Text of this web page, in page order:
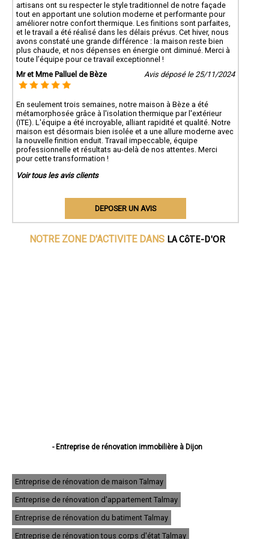
artisans ont su respecter le style traditionnel de notre façade
tout en apportant une solution moderne et performante pour
améliorer notre confort thermique. Les finitions sont parfaites,
et le travail a été réalisé dans les délais prévus. Cet hiver, nous
avons constaté une grande différence : la maison reste bien
plus chaude, et nos dépenses en énergie ont diminué. Merci à
toute l’équipe pour ce travail exceptionnel !
Mr et Mme Palluel de Bèze
Avis déposé le 25/11/2024
En seulement trois semaines, notre maison à Bèze a été
métamorphosée grâce à l'isolation thermique par l'extérieur
(ITE). L'équipe a été incroyable, alliant rapidité et qualité. Notre
maison est désormais bien isolée et a une allure moderne avec
la nouvelle finition enduit. Travail impeccable, équipe
professionnelle et résultats au-delà de nos attentes. Merci
pour cette transformation !
Voir tous les avis clients
DEPOSER UN AVIS
NOTRE ZONE D'ACTIVITE DANS LA CôTE-D'OR
- Entreprise de rénovation immobilière à Dijon
- Entreprise de rénovation immobilière à Talant
- Entreprise de rénovation immobilière à Chevigny-Saint-Sauveur
- Entreprise de rénovation immobilière à Quetigny
- Entreprise de rénovation immobilière à Longvic
- Entreprise de rénovation immobilière à Fontaine-lès-Dijon
- Entreprise de rénovation immobilière à Auxonne
Entreprise de rénovation de maison Talmay
Entreprise de rénovation d'appartement Talmay
Entreprise de rénovation du batiment Talmay
Entreprise de rénovation tous corps d'état Talmay